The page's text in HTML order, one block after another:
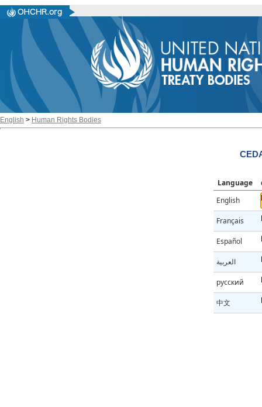
English > Human Rights Bodies
Language
English
Français
Español
العربية
русский
中文